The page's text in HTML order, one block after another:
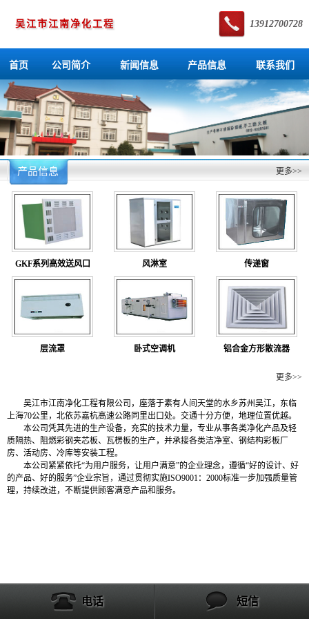
吴江市江南净化工程 13912700728
首页 公司简介 新闻信息 产品信息 联系我们
产品信息 更多>>
GKF系列高效送风口 风淋室 传递窗
层流罩 卧式空调机 铝合金方形散流器
更多>>
吴江市江南净化工程有限公司，座落于素有人间天堂的水乡苏州吴江，东临
上海70公里，北依苏嘉杭高速公路同里出口处。交通十分方便，地理位置优越。
本公司凭其先进的生产设备，充实的技术力量，专业从事各类净化产品及轻
质隔热、阻燃彩钢夹芯板、瓦楞板的生产，并承接各类洁净室、钢结构彩板厂
房、活动房、冷库等安装工程。
本公司紧紧依托“为用户服务，让用户满意”的企业理念，遵循“好的设计、好
的产品、好的服务”企业宗旨，通过贯彻实施ISO9001：2000标准一步加强质量管
理，持续改进，不断提供顾客满意产品和服务。
电话 短信